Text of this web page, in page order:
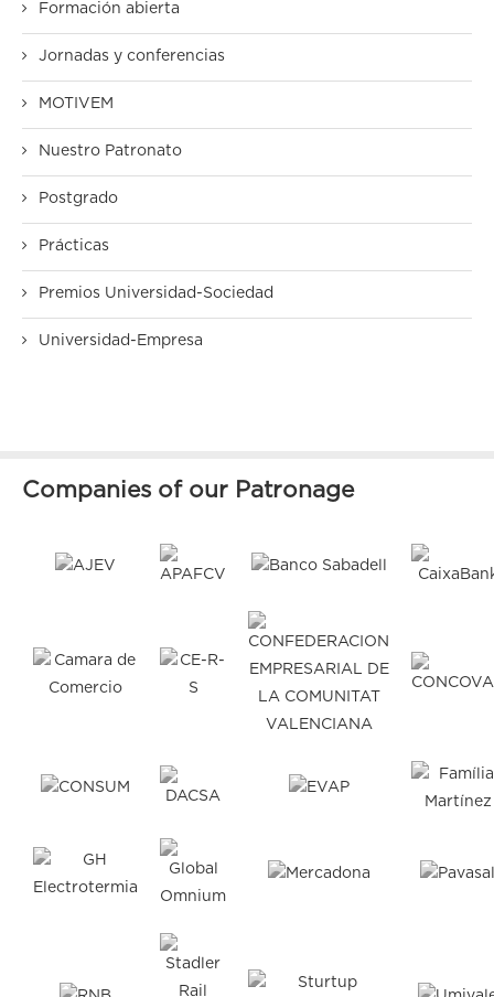
Formación abierta
Jornadas y conferencias
MOTIVEM
Nuestro Patronato
Postgrado
Prácticas
Premios Universidad-Sociedad
Universidad-Empresa
Companies of our Patronage